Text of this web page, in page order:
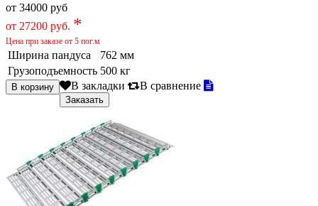
от 34000 руб
от 27200 руб. *
Цена при заказе от 5 пог.м
Ширина пандуса
762 мм
Грузоподъемность 500 кг
В закладки В сравнение